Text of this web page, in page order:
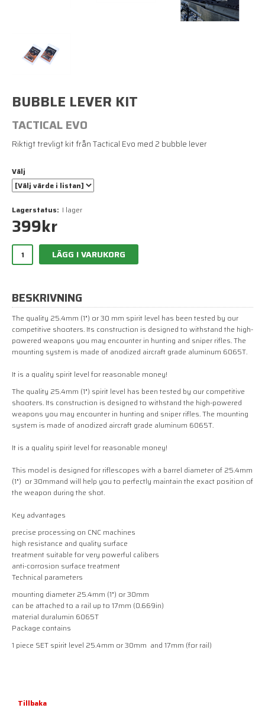
BUBBLE LEVER KIT
TACTICAL EVO
Riktigt trevligt kit från Tactical Evo med 2 bubble lever
Välj
Lagerstatus: I lager
399kr
LÄGG I VARUKORG
BESKRIVNING
The quality 25.4mm (1") or 30 mm spirit level has been tested by our
competitive shooters. Its construction is designed to withstand the high-
powered weapons you may encounter in hunting and sniper rifles. The
mounting system is made of anodized aircraft grade aluminum 6065T.
It is a quality spirit level for reasonable money!
The quality 25.4mm (1") spirit level has been tested by our competitive
shooters. Its construction is designed to withstand the high-powered
weapons you may encounter in hunting and sniper rifles. The mounting
system is made of anodized aircraft grade aluminum 6065T.
It is a quality spirit level for reasonable money!
This model is designed for riflescopes with a barrel diameter of 25.4mm
(1") or 30mmand will help you to perfectly maintain the exact position of
the weapon during the shot.
Key advantages
precise processing on CNC machines
high resistance and quality surface
treatment suitable for very powerful calibers
anti-corrosion surface treatment
Technical parameters
mounting diameter 25.4mm (1") or 30mm
can be attached to a rail up to 17mm (0.669in)
material duralumin 6065T
Package contains
1 piece SET spirit level 25.4mm or 30mm and 17mm (for rail)
Tillbaka